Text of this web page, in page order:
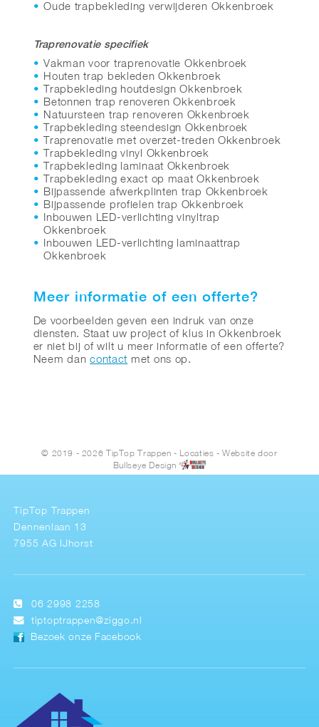
Oude trapbekleding verwijderen Okkenbroek
Traprenovatie specifiek
Vakman voor traprenovatie Okkenbroek
Houten trap bekleden Okkenbroek
Trapbekleding houtdesign Okkenbroek
Betonnen trap renoveren Okkenbroek
Natuursteen trap renoveren Okkenbroek
Trapbekleding steendesign Okkenbroek
Traprenovatie met overzet-treden Okkenbroek
Trapbekleding vinyl Okkenbroek
Trapbekleding laminaat Okkenbroek
Trapbekleding exact op maat Okkenbroek
Bijpassende afwerkplinten trap Okkenbroek
Bijpassende profielen trap Okkenbroek
Inbouwen LED-verlichting vinyltrap
Okkenbroek
Inbouwen LED-verlichting laminaattrap
Okkenbroek
Meer informatie of een offerte?
De voorbeelden geven een indruk van onze
diensten. Staat uw project of klus in Okkenbroek
er niet bij of wilt u meer informatie of een offerte?
Neem dancontact met ons op.
© 2019 - 2026 TipTop Trappen- Locaties - Website door
Bullseye Design
TipTop Trappen
Dennenlaan 13
7955 AG IJhorst
06 2998 2258
tiptoptrappen@ziggo.nl
Bezoek onze Facebook